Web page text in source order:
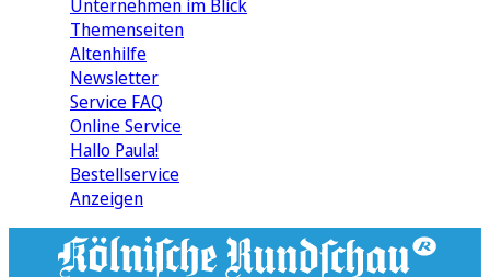
Unternehmen im Blick
Themenseiten
Altenhilfe
Newsletter
Service FAQ
Online Service
Hallo Paula!
Bestellservice
Anzeigen